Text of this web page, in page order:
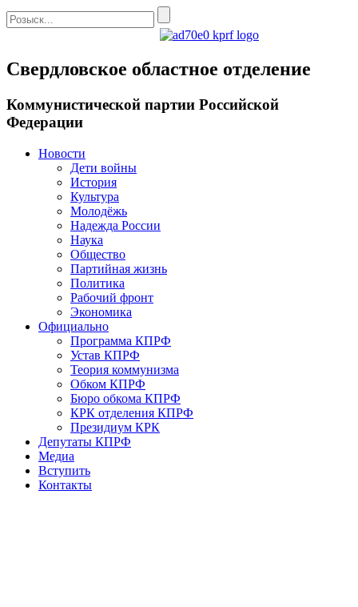
Свердловское областное отделение
Коммунистической партии Российской
Федерации
Новости
Дети войны
История
Культура
Молодёжь
Надежда России
Наука
Общество
Партийная жизнь
Политика
Рабочий фронт
Экономика
Официально
Программа КПРФ
Устав КПРФ
Теория коммунизма
Обком КПРФ
Бюро обкома КПРФ
КРК отделения КПРФ
Президиум КРК
Депутаты КПРФ
Медиа
Вступить
Контакты